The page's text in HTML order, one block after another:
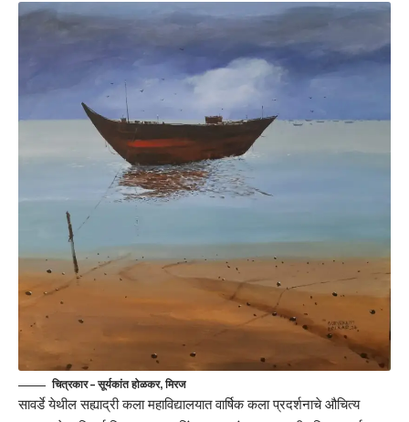
चित्रकार – सूर्यकांत होळकर, मिरज
सावर्डे येथील सह्याद्री कला महाविद्यालयात वार्षिक कला प्रदर्शनाचे औचित्य